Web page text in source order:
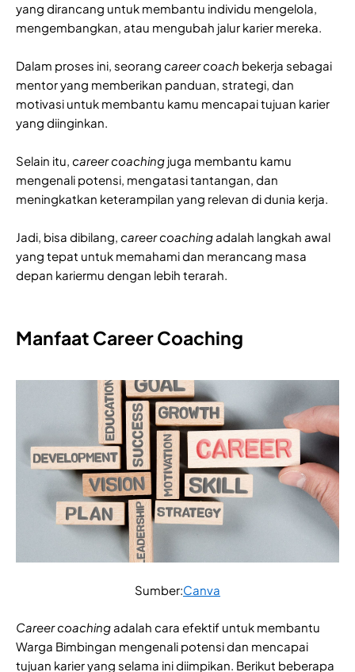
yang dirancang untuk membantu individu mengelola,
mengembangkan, atau mengubah jalur karier mereka.
Dalam proses ini, seorang career coach bekerja sebagai
mentor yang memberikan panduan, strategi, dan
motivasi untuk membantu kamu mencapai tujuan karier
yang diinginkan.
Selain itu, career coaching juga membantu kamu
mengenali potensi, mengatasi tantangan, dan
meningkatkan keterampilan yang relevan di dunia kerja.
Jadi, bisa dibilang, career coachingadalah langkah awal
yang tepat untuk memahami dan merancang masa
depan kariermu dengan lebih terarah.
Manfaat Career Coaching
Sumber:Canva
Career coachingadalah cara efektif untuk membantu
Warga Bimbingan mengenali potensi dan mencapai
tujuan karier yang selama ini diimpikan. Berikut beberapa